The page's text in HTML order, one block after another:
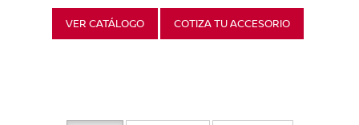
VER CATÁLOGO COTIZA TU ACCESORIO